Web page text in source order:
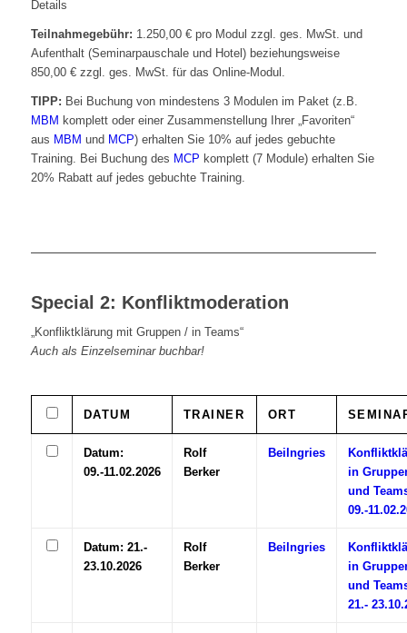
Details
Teilnahmegebühr: 1.250,00 € pro Modul zzgl. ges. MwSt. und
Aufenthalt (Seminarpauschale und Hotel) beziehungsweise
850,00 € zzgl. ges. MwSt. für das Online-Modul.
TIPP: Bei Buchung von mindestens 3 Modulen im Paket (z.B.
MBM komplett oder einer Zusammenstellung Ihrer „Favoriten“
aus MBM und MCP) erhalten Sie 10% auf jedes gebuchte
Training. Bei Buchung des MCP komplett (7 Module) erhalten Sie
20% Rabatt auf jedes gebuchte Training.
Special 2: Konfliktmoderation
„Konfliktklärung mit Gruppen / in Teams“
Auch als Einzelseminar buchbar!
DATUM TRAINER ORT
Datum:
09.-11.02.2026
Rolf
Berker
Beilngries
in
und
09.-
Datum: 21.-
23.10.2026
Rolf
Berker
Beilngries
in
und
21.-